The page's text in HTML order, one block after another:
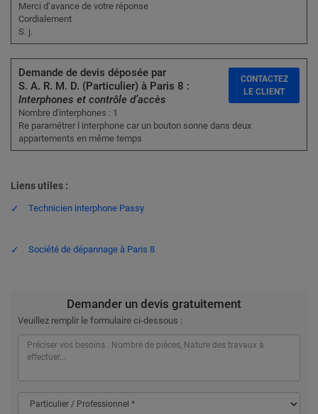
Merci d’avance de votre réponse
Cordialement
S. j.
Demande de devis déposée par
S. A. R. M. D. (Particulier) à Paris 8 :
Interphones et contrôle d’accès
Nombre d'interphones : 1
Re paramétrer l interphone car un bouton sonne dans deux
appartements en même temps
CONTACTEZ
LE CLIENT
Liens utiles :
Technicien interphone Passy
Société de dépannage à Paris 8
Demander un devis gratuitement
Veuillez remplir le formulaire ci-dessous :